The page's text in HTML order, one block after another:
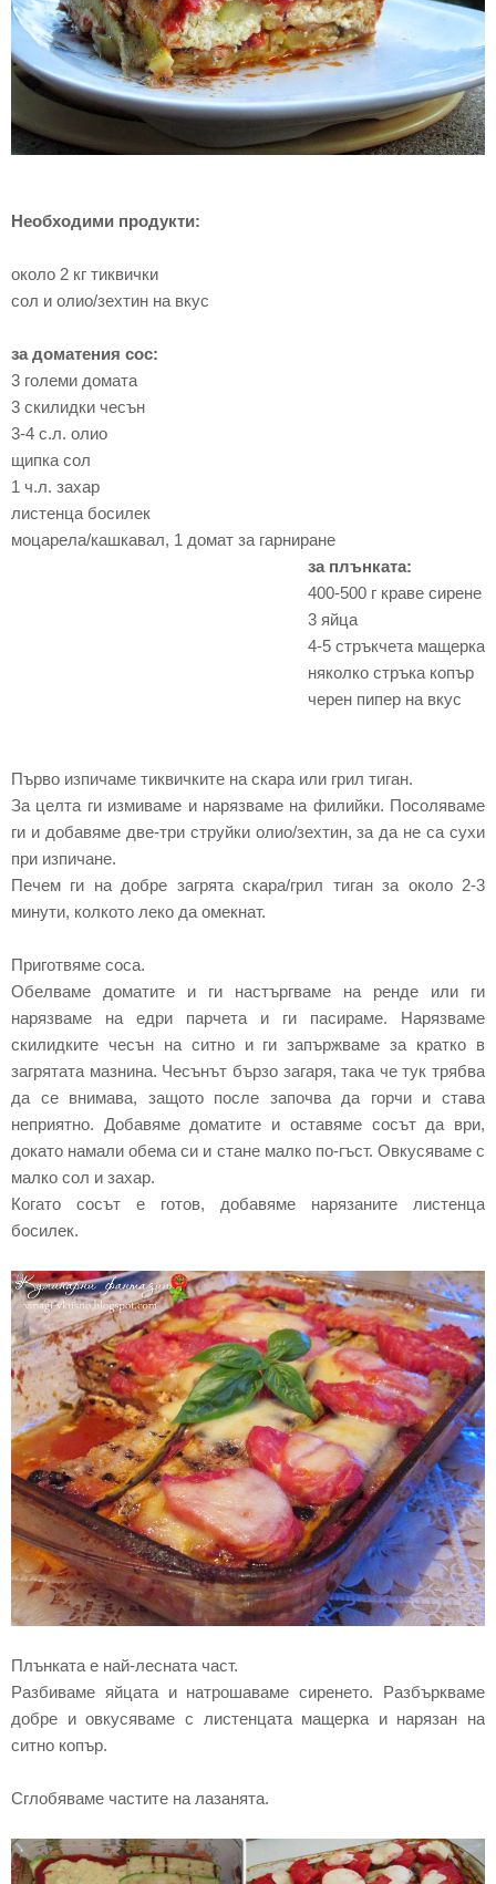
Необходими продукти:
около 2 кг тиквички
сол и олио/зехтин на вкус
за доматения сос:
3 големи домата
3 скилидки чесън
3-4 с.л. олио
щипка сол
1 ч.л. захар
листенца босилек
моцарела/кашкавал, 1 домат за гарниране
за плънката:
400-500 г краве сирене
3 яйца
4-5 стръкчета мащерка
няколко стръка копър
черен пипер на вкус
Първо изпичаме тиквичките на скара или грил тиган.
За целта ги измиваме и нарязваме на филийки. Посоляваме
ги и добавяме две-три струйки олио/зехтин, за да не са сухи
при изпичане.
Печем ги на добре загрята скара/грил тиган за около 2-3
минути, колкото леко да омекнат.
Приготвяме соса.
Обелваме доматите и ги настъргваме на ренде или ги
нарязваме на едри парчета и ги пасираме. Нарязваме
скилидките чесън на ситно и ги запържваме за кратко в
загрятата мазнина. Чесънът бързо загаря, така че тук трябва
да се внимава, защото после започва да горчи и става
неприятно. Добавяме доматите и оставяме сосът да ври,
докато намали обема си и стане малко по-гъст. Овкусяваме с
малко сол и захар.
Когато сосът е готов, добавяме нарязаните листенца
босилек.
Плънката е най-лесната част.
Разбиваме яйцата и натрошаваме сиренето. Разбъркваме
добре и овкусяваме с листенцата мащерка и нарязан на
ситно копър.
Сглобяваме частите на лазанята.